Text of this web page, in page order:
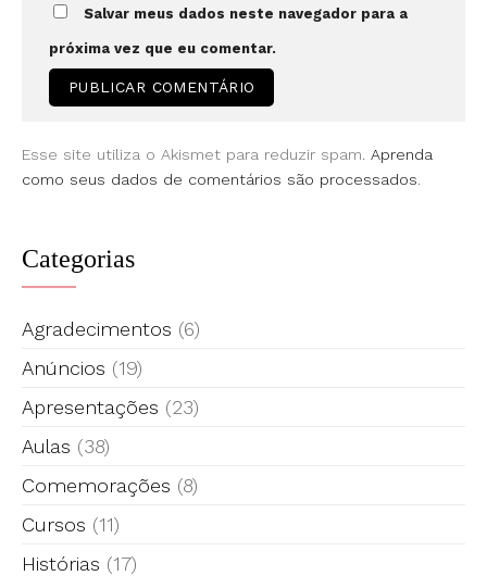
Salvar meus dados neste navegador para a
próxima vez que eu comentar.
Esse site utiliza o Akismet para reduzir spam. Aprenda
como seus dados de comentários são processados
Categorias
Agradecimentos (6)
Anúncios (19)
Apresentações (23)
Aulas (38)
Comemorações (8)
Cursos (11)
Histórias (17)